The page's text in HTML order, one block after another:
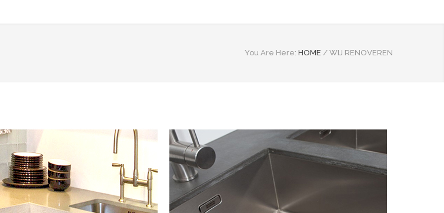
You Are Here: HOME / WIJ RENOVEREN